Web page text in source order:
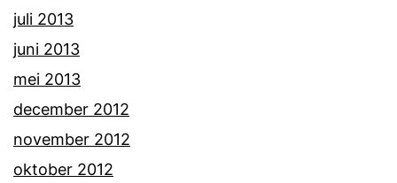
juli 2013
juni 2013
mei 2013
december 2012
november 2012
oktober 2012